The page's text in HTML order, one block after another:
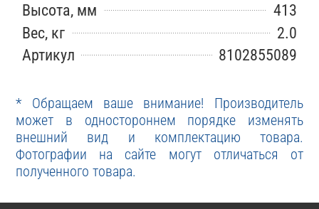
Высота, мм
413
Вес, кг
2.0
Артикул
8102855089
* Обращаем ваше внимание! Производитель
может в одностороннем порядке изменять
внешний вид и комплектацию товара.
Фотографии на сайте могут отличаться от
полученного товара.